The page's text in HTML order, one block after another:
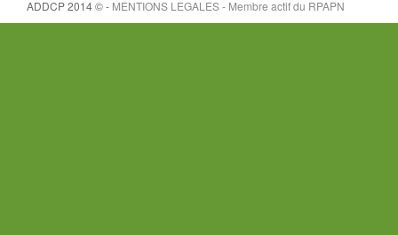
ADDCP 2014 © - MENTIONS LEGALES - Membre actif du RPAPN